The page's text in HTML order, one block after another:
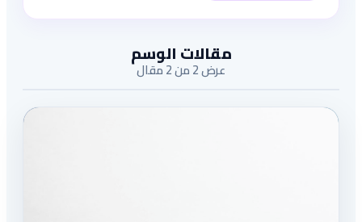
مقالات الوسم
عرض 2 من 2 مقال